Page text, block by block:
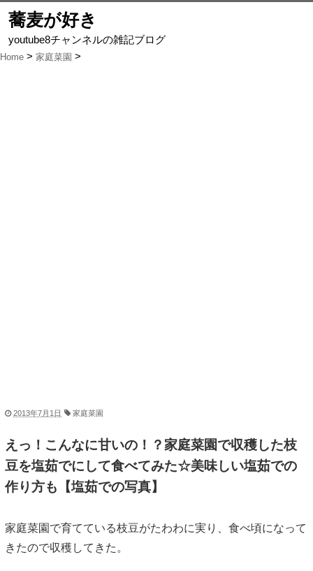
蕎麦が好き
youtube8チャンネルの雑記ブログ
Home 家庭菜園
2013年7月1日 家庭菜園
えっ！こんなに甘いの！？家庭菜園で収穫した枝
豆を塩茹でにして食べてみた☆美味しい塩茹での
作り方も【塩茹での写真】
家庭菜園で育てている枝豆がたわわに実り、食べ頃になって
きたので収穫してきた。